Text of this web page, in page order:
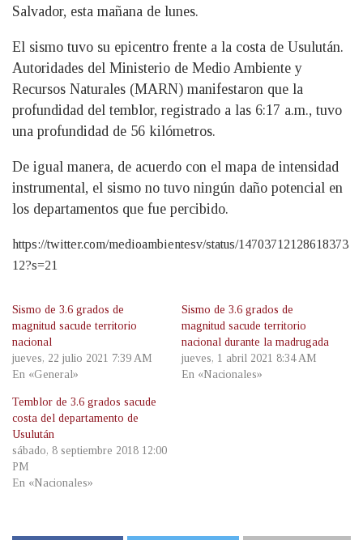
Salvador, esta mañana de lunes.
El sismo tuvo su epicentro frente a la costa de Usulután.
Autoridades del Ministerio de Medio Ambiente y
Recursos Naturales (MARN) manifestaron que la
profundidad del temblor, registrado a las 6:17 a.m., tuvo
una profundidad de 56 kilómetros.
De igual manera, de acuerdo con el mapa de intensidad
instrumental, el sismo no tuvo ningún daño potencial en
los departamentos que fue percibido.
https://twitter.com/medioambientesv/status/14703712128618373
12?s=21
Sismo de 3.6 grados de
magnitud sacude territorio
nacional
jueves, 22 julio 2021 7:39 AM
En «General»
Sismo de 3.6 grados de
magnitud sacude territorio
nacional durante la madrugada
jueves, 1 abril 2021 8:34 AM
En «Nacionales»
Temblor de 3.6 grados sacude
costa del departamento de
Usulután
sábado, 8 septiembre 2018 12:00
PM
En «Nacionales»